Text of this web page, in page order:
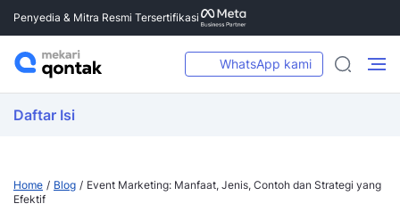
Penyedia & Mitra Resmi Tersertifikasi
WhatsApp kami
Daftar Isi
Home Blog
Event Marketing: Manfaat, Jenis, Contoh dan Strategi yang
Efektif